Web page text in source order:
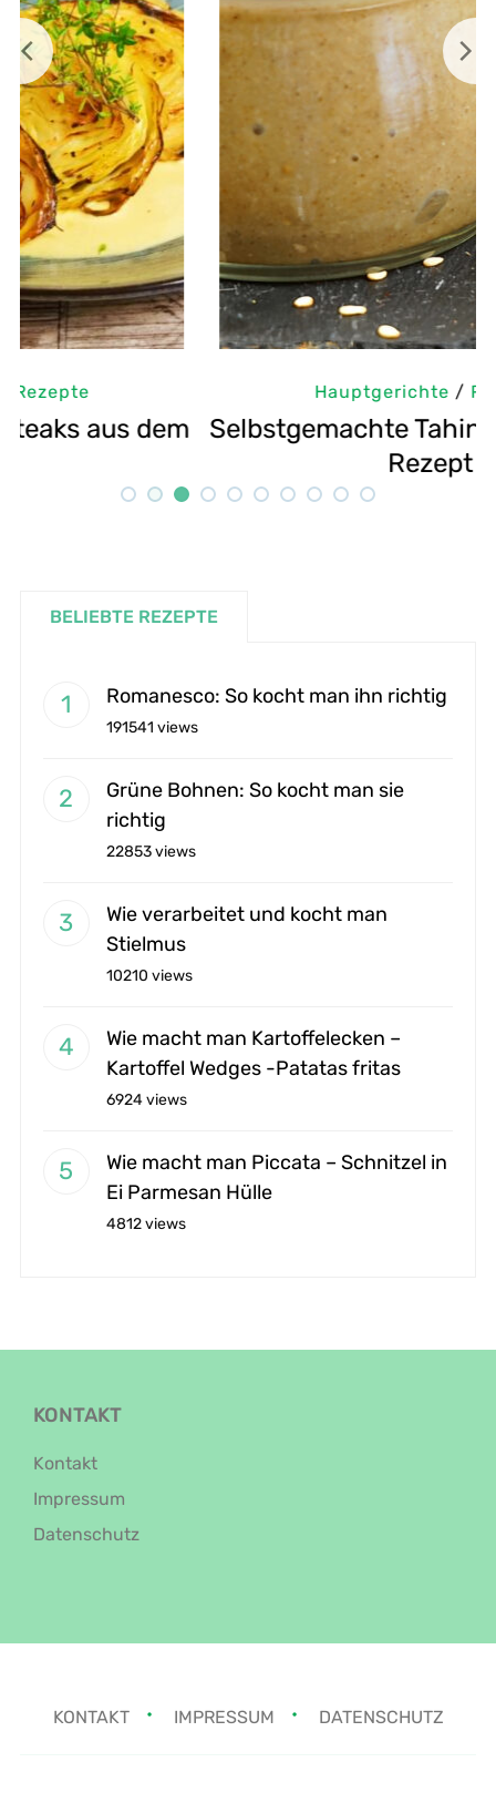
Rezepte
Selbstgemachte Tahini: Sesampaste
BELIEBTE REZEPTE
Romanesco: So kocht man ihn richtig
191541 views
Grüne Bohnen: So kocht man sie
richtig
22853 views
Wie verarbeitet und kocht man
Stielmus
10210 views
Wie macht man Kartoffelecken –
Kartoffel Wedges -Patatas fritas
6924 views
Wie macht man Piccata – Schnitzel in
Ei Parmesan Hülle
4812 views
KONTAKT
Kontakt
Impressum
Datenschutz
KONTAKT IMPRESSUM DATENSCHUTZ